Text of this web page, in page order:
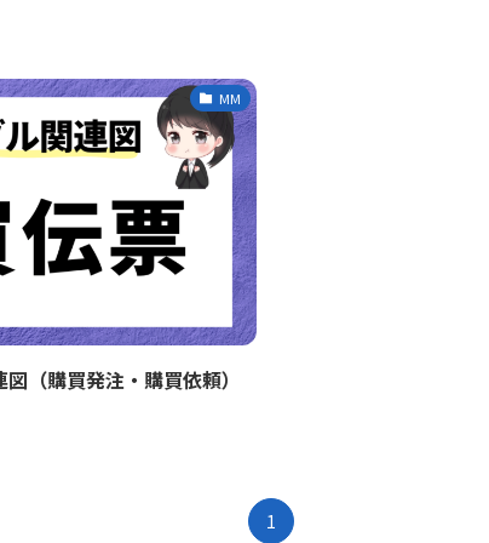
MM
（購買発注・購買依頼）
1